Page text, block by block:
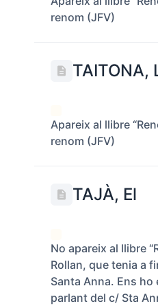
renom (JFV)
TAITONA,
Apareix al llibre
renom (JFV)
TAJÀ, El
No apareix al llibre
Rollan, que tenia a
Santa Anna. Ens ho
parlant del c/ Sta